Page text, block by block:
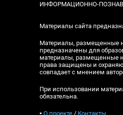
ИНФОРМАЦИОННО-
Материалы сайта
Материалы, размещенные
предназначены для
материалы, размещенные
права защищены и
совпадает с мнением
При использовании
обязательна.
▪ О проекте/ Контакты